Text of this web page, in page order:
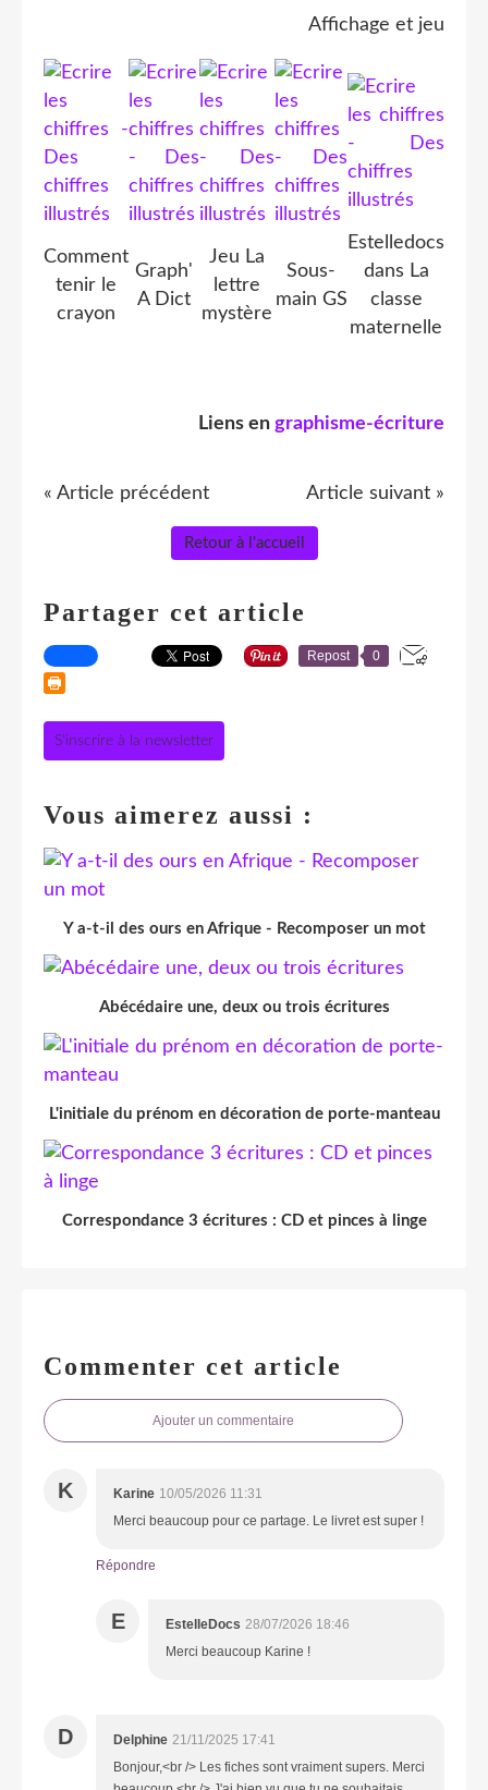
Affichage et jeu
Comment
tenir le
crayon
Graph'
A Dict
Jeu La
lettre
mystère
Sous-
main GS
Estelledocs
dans La
classe
maternelle
Liens en graphisme-écriture
« Article précédent Article suivant »
Retour à l'accueil
Partager cet article
Repost 0
S'inscrire à la newsletter
Vous aimerez aussi :
Y a-t-il des ours en Afrique - Recomposer un mot
Abécédaire une, deux ou trois écritures
L'initiale du prénom en décoration de porte-manteau
Correspondance 3 écritures : CD et pinces à linge
Commenter cet article
Ajouter un commentaire
K Karine 10/05/2026 11:31
Merci beaucoup pour ce partage. Le livret est super !
Répondre
E EstelleDocs 28/07/2026 18:46
Merci beaucoup Karine !
D Delphine 21/11/2025 17:41
Bonjour,<br /> Les fiches sont vraiment supers. Merci